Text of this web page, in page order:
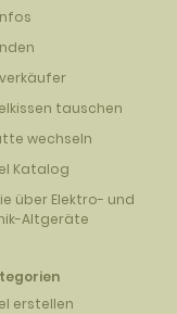
tauschen
wechseln
Katalog
über Elektro- und
Altgeräte
erstellen